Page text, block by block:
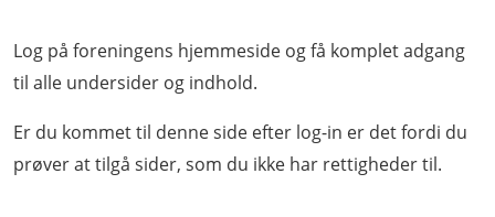
Log på foreningens hjemmeside og få komplet adgang
til alle undersider og indhold.
Er du kommet til denne side efter log-in er det fordi du
prøver at tilgå sider, som du ikke har rettigheder til.